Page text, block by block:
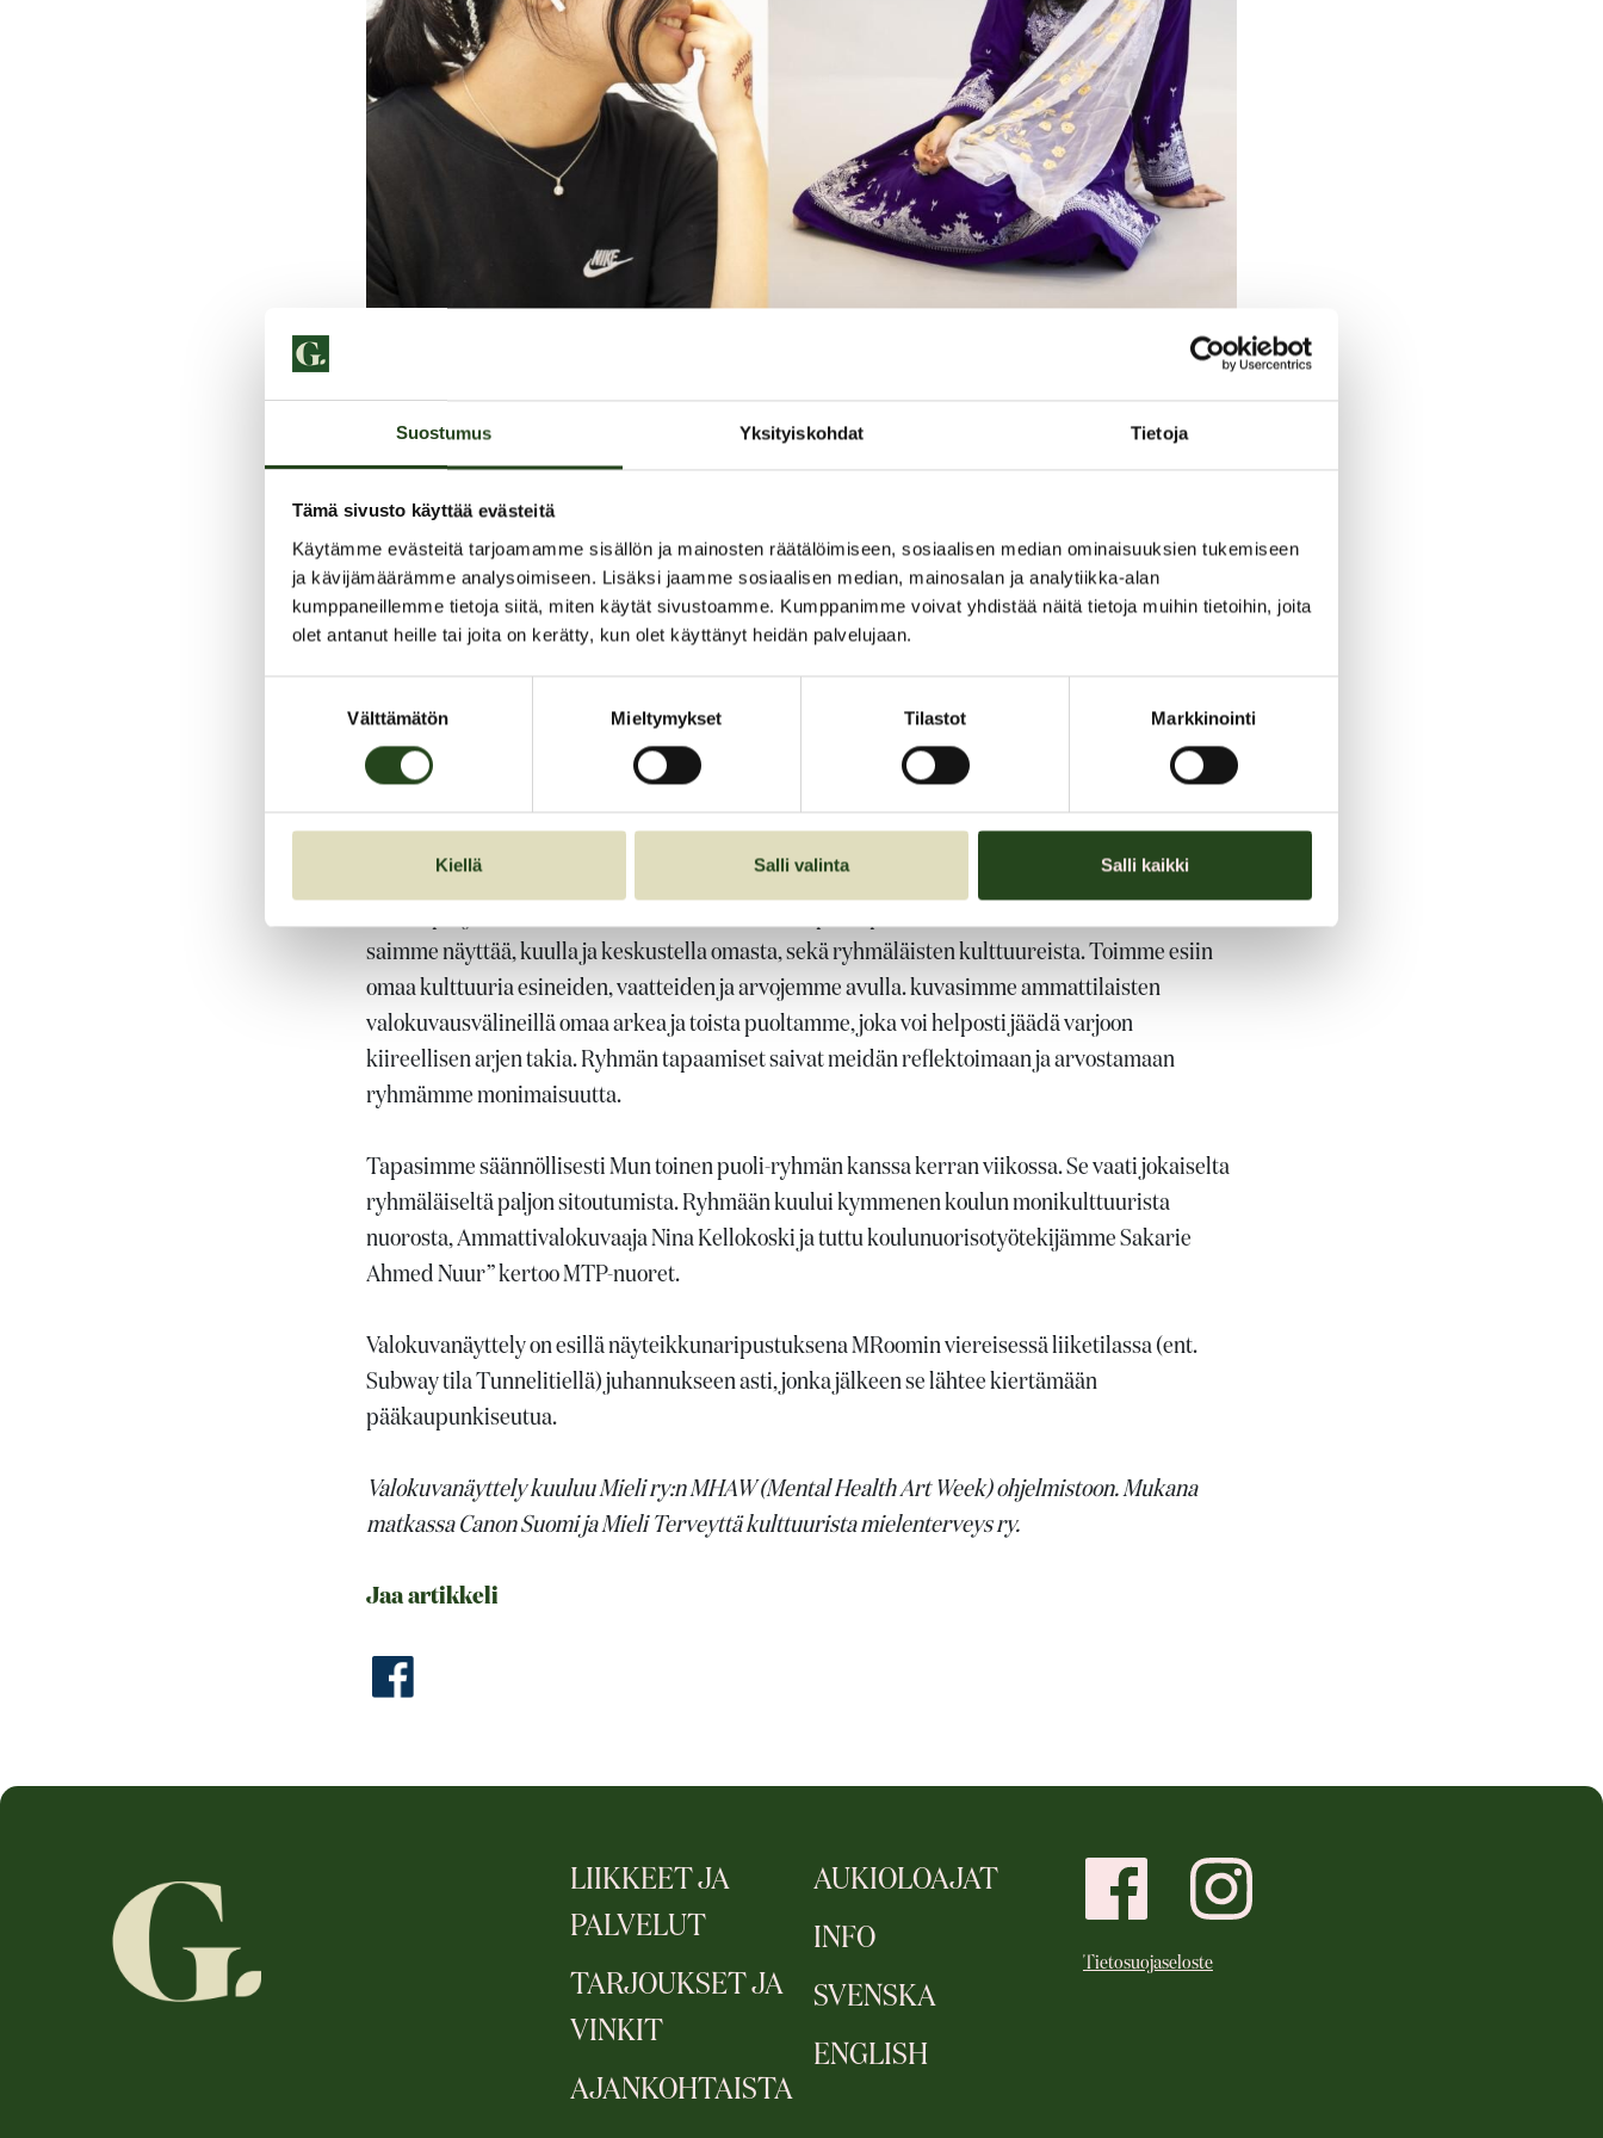
Suostumus Yksityiskohdat Tietoja
Tämä sivusto käyttää evästeitä
Käytämme evästeitä tarjoamamme sisällön ja mainosten räätälöimiseen, sosiaalisen median ominaisuuksien tukemiseen
ja kävijämäärämme analysoimiseen. Lisäksi jaamme sosiaalisen median, mainosalan ja analytiikka-alan
kumppaneillemme tietoja siitä, miten käytät sivustoamme. Kumppanimme voivat yhdistää näitä tietoja muihin tietoihin, joita
olet antanut heille tai joita on kerätty, kun olet käyttänyt heidän palvelujaan.
Välttämätön Mieltymykset Tilastot Markkinointi
Kiellä Salli valinta Salli kaikki
alkaen
Monikulttuurinen koululaisryhmä Kauniaisissa tuo omaa elämäänsä ja
monikulttuurisuuttaan näkyväksi valokuvan voimalla.
nuoret ovat tutustuneet itseensä, arkeensa, elämäänsä ja unelmiinsa ja ovat saaneet vahvistusta
omalle identiteetilleen sekä kahden kulttuurin taustalleen. Projekti on osallistanut ja tukenut
saimme näyttää, kuulla ja keskustella omasta, sekä ryhmäläisten kulttuureista. Toimme esiin
omaa kulttuuria esineiden, vaatteiden ja arvojemme avulla. kuvasimme ammattilaisten
valokuvausvälineillä omaa arkea ja toista puoltamme, joka voi helposti jäädä varjoon
kiireellisen arjen takia. Ryhmän tapaamiset saivat meidän reflektoimaan ja arvostamaan
ryhmämme monimaisuutta.
Tapasimme säännöllisesti Mun toinen puoli-ryhmän kanssa kerran viikossa. Se vaati jokaiselta
ryhmäläiseltä paljon sitoutumista. Ryhmään kuului kymmenen koulun monikulttuurista
nuorosta, Ammattivalokuvaaja Nina Kellokoski ja tuttu koulunuorisotyötekijämme Sakarie
Ahmed Nuur” kertoo MTP-nuoret.
Valokuvanäyttely on esillä näyteikkunaripustuksena MRoomin viereisessä liiketilassa (ent.
Subway tila Tunnelitiellä) juhannukseen asti, jonka jälkeen se lähtee kiertämään
pääkaupunkiseutua.
Valokuvanäyttely kuuluu Mieli ry:n MHAW (Mental Health Art Week) ohjelmistoon. Mukana
matkassa Canon Suomi ja Mieli Terveyttä kulttuurista mielenterveys ry.
Jaa artikkeli
LIIKKEET JA
PALVELUT
TARJOUKSET JA
VINKIT
AJANKOHTAISTA
AUKIOLOAJAT
INFO
SVENSKA
ENGLISH
Tietosuojaseloste